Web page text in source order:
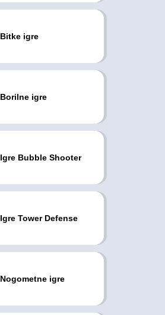
Bitke igre
Borilne igre
Igre Bubble Shooter
Igre Tower Defense
Nogometne igre